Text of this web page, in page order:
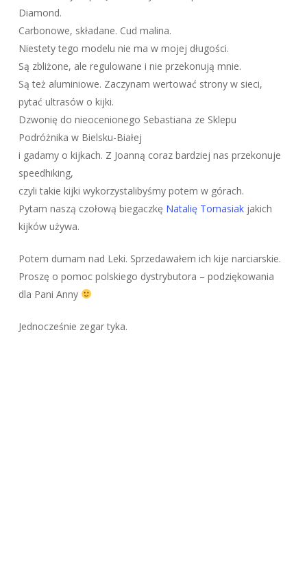
Diamond.
Carbonowe, składane. Cud malina.
Niestety tego modelu nie ma w mojej długości.
Są zbliżone, ale regulowane i nie przekonują mnie.
Są też aluminiowe. Zaczynam wertować strony w sieci,
pytać ultrasów o kijki.
Dzwonię do nieocenionego Sebastiana ze Sklepu
Podróżnika w Bielsku-Białej
i gadamy o kijkach. Z Joanną coraz bardziej nas przekonuje
speedhiking,
czyli takie kijki wykorzystalibyśmy potem w górach.
Pytam naszą czołową biegaczkę Natalię Tomasiakjakich
kijków używa.
Potem dumam nad Leki. Sprzedawałem ich kije narciarskie.
Proszę o pomoc polskiego dystrybutora – podziękowania
dla Pani Anny
Jednocześnie zegar tyka.